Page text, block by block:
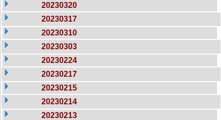
20230320
20230317
20230310
20230303
20230224
20230217
20230215
20230214
20230213